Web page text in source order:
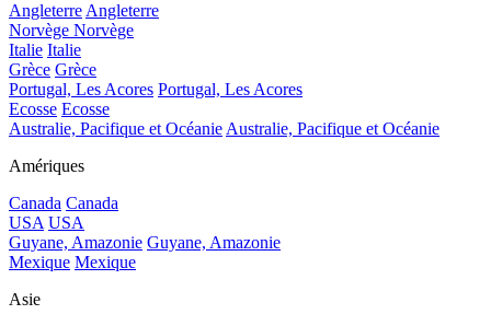
AngleterreAngleterre
Norvège Norvège
Italie Italie
Grèce Grèce
Portugal, Les Acores Portugal, Les Acores
Ecosse Ecosse
Australie, Pacifique et OcéanieAustralie, Pacifique et Océanie
Amériques
Canada Canada
USA USA
Guyane, Amazonie Guyane, Amazonie
Mexique Mexique
Asie